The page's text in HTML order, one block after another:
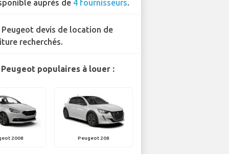
auprès de 4 fournisseurs.
Peugeot devis de location de
recherchés.
populaires à louer :
2008 Peugeot 208